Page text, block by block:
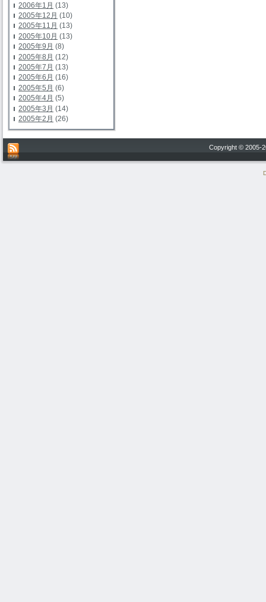
2006年1月 (13)
2005年12月 (10)
2005年11月 (13)
2005年10月 (13)
2005年9月 (8)
2005年8月 (12)
2005年7月 (13)
2005年6月 (16)
2005年5月 (6)
2005年4月 (5)
2005年3月 (14)
2005年2月 (26)
Copyright © 2005-